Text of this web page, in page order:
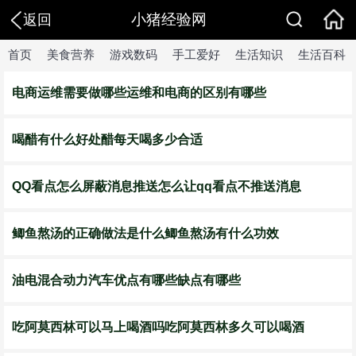
返回 小猪经验网
首页 美食营养 游戏数码 手工爱好 生活知识 生活百科
电商运维需要做哪些运维和电商的区别有哪些
喝醋有什么好处醋每天喝多少合适
QQ看点怎么屏蔽消息推送怎么让qq看点不推送消息
鲫鱼熬汤的正确做法是什么鲫鱼熬汤有什么功效
油电混合动力汽车优点有哪些缺点有哪些
吃阿莫西林可以马上喝酒吗吃阿莫西林多久可以喝酒